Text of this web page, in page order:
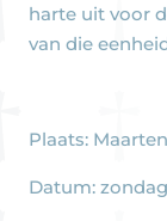
harte uit voor
van die
Plaats:
Datum: